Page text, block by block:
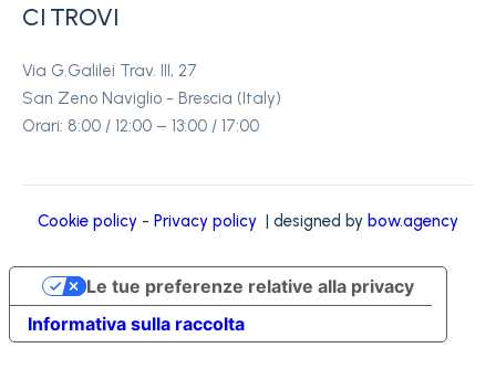
CI TROVI
Via G.Galilei Trav. III, 27
San Zeno Naviglio - Brescia (Italy)
Orari: 8:00 / 12:00 – 13:00 / 17:00
Cookie policy - Privacy policy | designed by bow.agency
Informativa sulla raccolta
Le tue preferenze relative alla privacy